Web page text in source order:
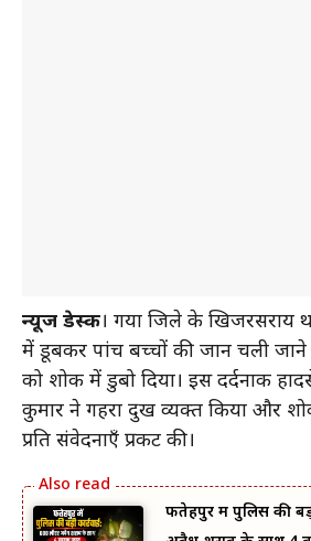
न्यूज डेस्क। गया जिले के खिजरसराय
में डूबकर पांच बच्चों की जान चली
को शोक में डुबो दिया। इस दर्दनाक
कुमार ने गहरा दुख व्यक्त किया और
प्रति संवेदनाएँ प्रकट की।
फतेहपुर में पुलिस की